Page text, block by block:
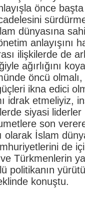
önce
dünyasına
anlayışını
ilişkilerde de
ağırlığını
öncü
ikna edici
idrak etmeliyiz,
siyasi liderler
son
olarak İslam
de
Türkmenlerin
politikanın
konuştu.